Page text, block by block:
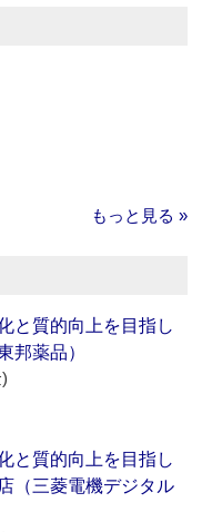
もっと見る »
と質的向上を目指し
邦薬品）
と質的向上を目指し
（三菱電機デジタル